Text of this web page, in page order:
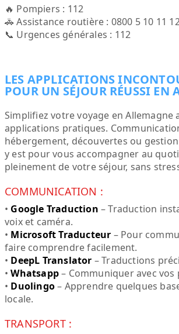
🔥 Pompiers : 112
🚓 Assistance routière : 0800 5 10 11
📞 Urgences générales : 112
LES APPLICATIONS
POUR UN SÉJOUR RÉUSSI EN
Simplifiez votre voyage en Allemagne
applications pratiques.
hébergement, découvertes ou
y est pour vous accompagner au
pleinement de votre séjour, sans
COMMUNICATION :
• Google Traduction – Traduction
voix et caméra.
• Microsoft Traducteur – Pour
faire comprendre facilement.
• DeepL Translator – Traductions
•Whatsapp– Communiquer avec vos
• Duolingo– Apprendre quelques
locale.
TRANSPORT :